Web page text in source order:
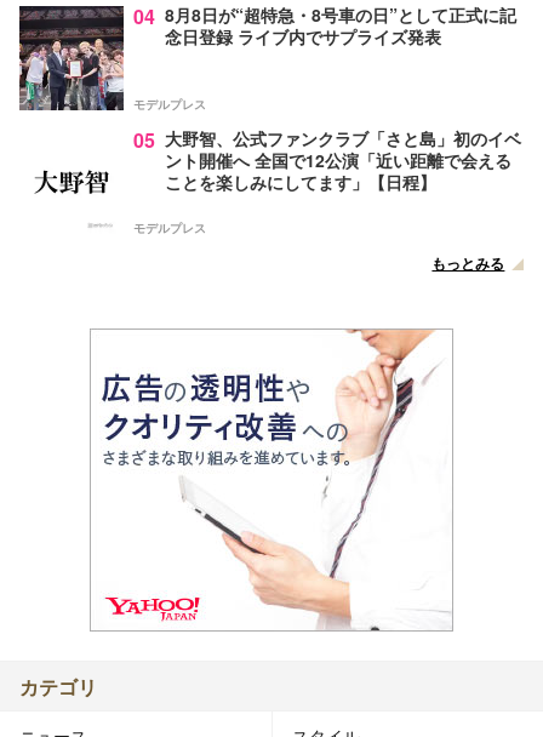
04 8月8日が“超特急・8号車の日”として正式に記
念日登録 ライブ内でサプライズ発表
モデルプレス
05 大野智、公式ファンクラブ「さと島」初のイベ
ント開催へ 全国で12公演「近い距離で会える
ことを楽しみにしてます」【日程】
モデルプレス
もっとみる
カテゴリ